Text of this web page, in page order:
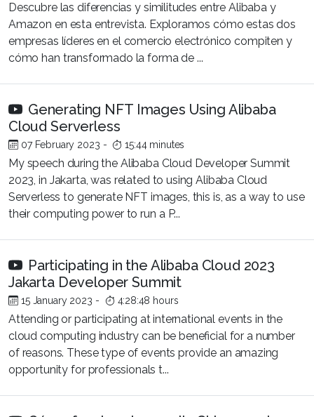
Descubre las diferencias y similitudes entre Alibaba y
Amazon en esta entrevista. Exploramos cómo estas dos
empresas líderes en el comercio electrónico compiten y
cómo han transformado la forma de ...
Generating NFT Images Using Alibaba
Cloud Serverless
07 February 2023 - 15:44 minutes
My speech during the Alibaba Cloud Developer Summit
2023, in Jakarta, was related to using Alibaba Cloud
Serverless to generate NFT images, this is, as a way to use
their computing power to run a P...
Participating in the Alibaba Cloud 2023
Jakarta Developer Summit
15 January 2023 - 4:28:48 hours
Attending or participating at international events in the
cloud computing industry can be beneficial for a number
of reasons. These type of events provide an amazing
opportunity for professionals t...